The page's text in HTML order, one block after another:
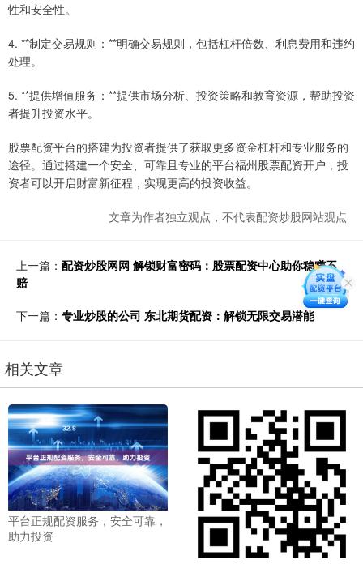
性和安全性。
4. **制定交易规则：**明确交易规则，包括杠杆倍数、利息费用和违约
处理。
5. **提供增值服务：**提供市场分析、投资策略和教育资源，帮助投资
者提升投资水平。
股票配资平台的搭建为投资者提供了获取更多资金杠杆和专业服务的
途径。通过搭建一个安全、可靠且专业的平台福州股票配资开户，投
资者可以开启财富新征程，实现更高的投资收益。
文章为作者独立观点，不代表配资炒股网站观点
上一篇： 配资炒股网网 解锁财富密码：股票配资中心助你稳赚不
赔
下一篇： 专业炒股的公司 东北期货配资：解锁无限交易潜能
相关文章
平台正规配资服务，安全可靠，
助力投资